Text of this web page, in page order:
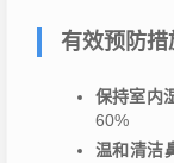
有效预防措
保持室内
60%
温和清洁